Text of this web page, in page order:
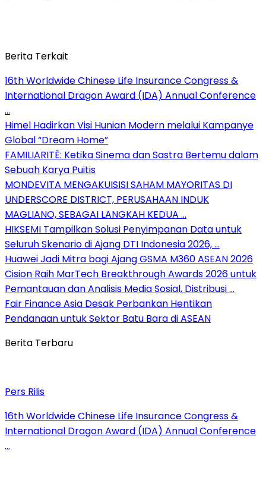
Berita Terkait
16th Worldwide Chinese Life Insurance Congress &
International Dragon Award (IDA) Annual Conference
…
Himel Hadirkan Visi Hunian Modern melalui Kampanye
Global “Dream Home”
FAMILIARITÉ: Ketika Sinema dan Sastra Bertemu dalam
Sebuah Karya Puitis
MONDEVITA MENGAKUISISI SAHAM MAYORITAS DI
UNDERSCORE DISTRICT, PERUSAHAAN INDUK
MAGLIANO, SEBAGAI LANGKAH KEDUA …
HIKSEMI Tampilkan Solusi Penyimpanan Data untuk
Seluruh Skenario di Ajang DTI Indonesia 2026, …
Huawei Jadi Mitra bagi Ajang GSMA M360 ASEAN 2026
Cision Raih MarTech Breakthrough Awards 2026 untuk
Pemantauan dan Analisis Media Sosial, Distribusi …
Fair Finance Asia Desak Perbankan Hentikan
Pendanaan untuk Sektor Batu Bara di ASEAN
Berita Terbaru
Pers Rilis
16th Worldwide Chinese Life Insurance Congress &
International Dragon Award (IDA) Annual Conference
…